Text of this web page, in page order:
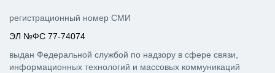
регистрационный номер СМИ
ЭЛ №ФС 77-74074
выдан Федеральной службой по надзору в сфере связи,
информационных технологий и массовых коммуникаций